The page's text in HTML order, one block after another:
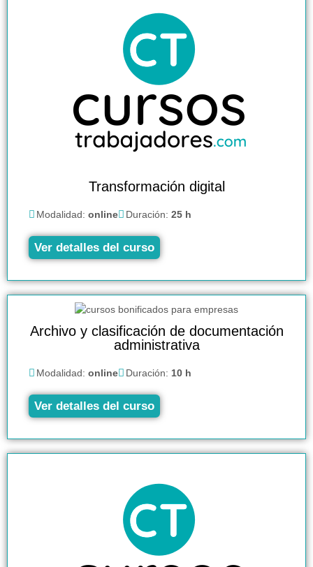
Transformación digital
Modalidad: online Duración: 25 h
Ver detalles del curso
Archivo y clasificación de documentación
administrativa
Modalidad: online Duración: 10 h
Ver detalles del curso